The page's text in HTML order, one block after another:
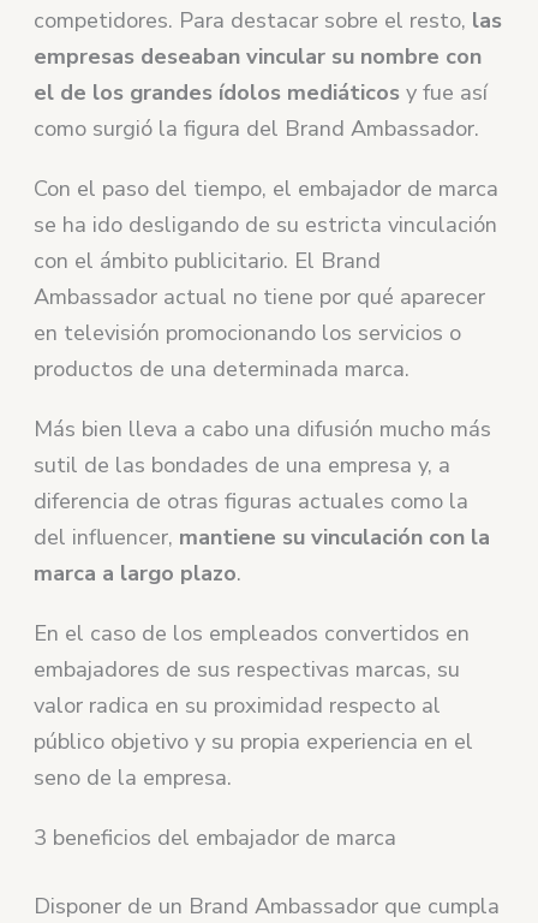
competidores. Para destacar sobre el resto, las
empresas deseaban vincular su nombre con
el de los grandes ídolos mediáticos y fue así
como surgió la figura del Brand Ambassador.
Con el paso del tiempo, el embajador de marca
se ha ido desligando de su estricta vinculación
con el ámbito publicitario. El Brand
Ambassador actual no tiene por qué aparecer
en televisión promocionando los servicios o
productos de una determinada marca.
Más bien lleva a cabo una difusión mucho más
sutil de las bondades de una empresa y, a
diferencia de otras figuras actuales como la
del influencer, mantiene su vinculación con la
marca a largo plazo.
En el caso de los empleados convertidos en
embajadores de sus respectivas marcas, su
valor radica en su proximidad respecto al
público objetivo y su propia experiencia en el
seno de la empresa.
3 beneficios del embajador de marca
Disponer de un Brand Ambassador que cumpla